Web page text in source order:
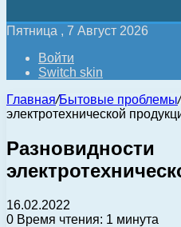
Пятница , 7 Август 2026
Войти
Switch skin
Главная/Бытовые проблемы/
электротехнической
Разновидности
16.02.2022
0 Время чтения: 1 минута